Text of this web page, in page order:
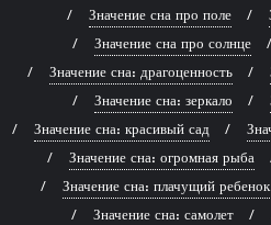
Значение сна про поле
Значение сна про солнце
Значение сна: драгоценность
Значение сна: зеркало
Значение сна: красивый сад
Значение сна: огромная рыба
Значение сна: плачущий ребенок
Значение сна: самолет